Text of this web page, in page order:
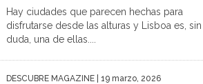
Hay ciudades que parecen hechas para
disfrutarse desde las alturas y Lisboa es, sin
duda, una de ellas....
DESCUBRE MAGAZINE | 19 marzo, 2026